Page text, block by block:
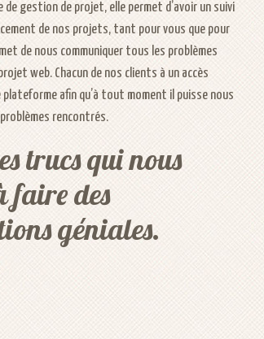
de gestion de projet, elle permet d’avoir un suivi
de nos projets, tant pour vous que pour
de nous communiquer tous les problèmes
web. Chacun de nos clients à un accès
afin qu’à tout moment il puisse nous
rencontrés.
trucs qui nous
faire des
géniales.